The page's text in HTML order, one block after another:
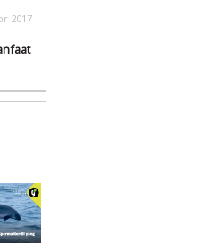
2017